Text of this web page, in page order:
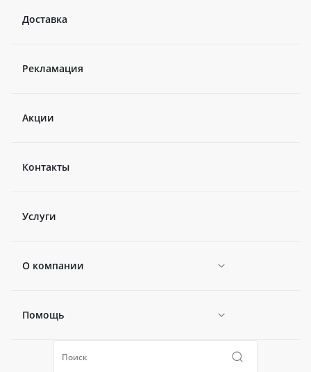
Доставка
Рекламация
Акции
Контакты
Услуги
О компании
Новости
Политика конфиденциальности
Помощь
Коллекции